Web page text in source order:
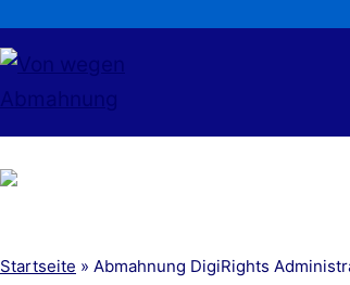
Zum
Inhalt
springen
Von
wegen
Startseite » Abmahnung DigiRights